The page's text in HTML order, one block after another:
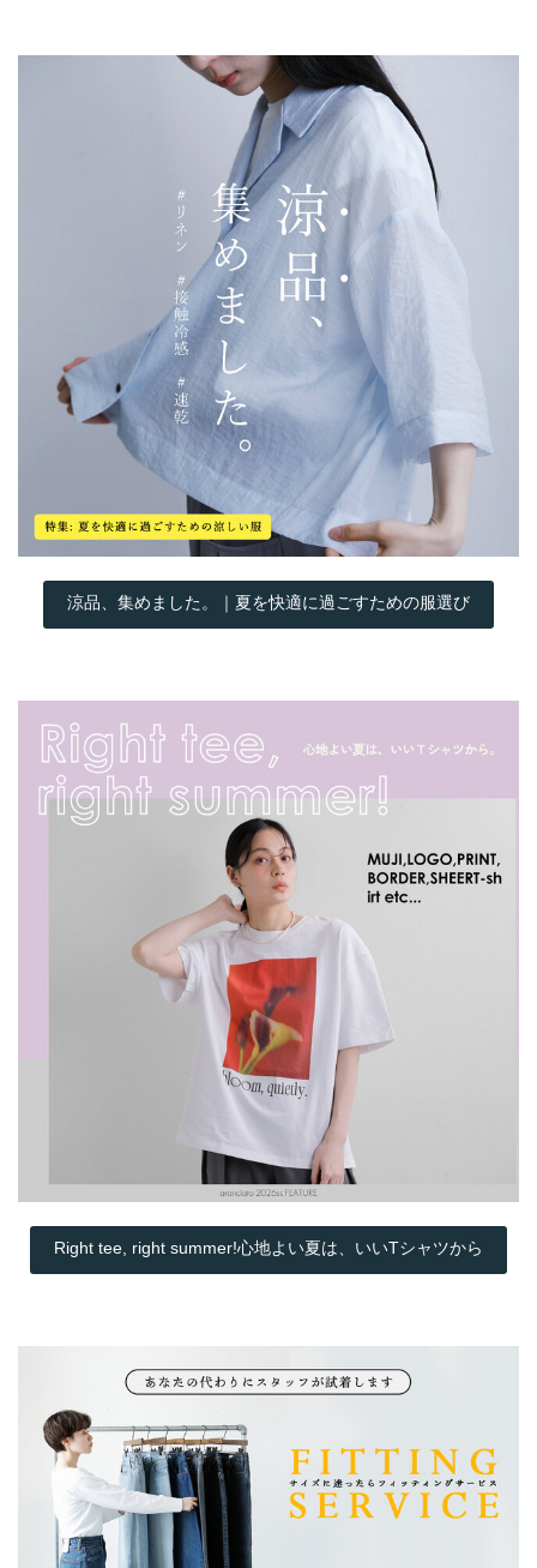
涼品、集めました。｜夏を快適に過ごすための服選び
Right tee, right summer!心地よい夏は、いいTシャツから